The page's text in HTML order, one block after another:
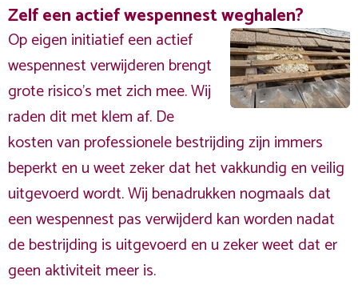
Zelf een actief wespennest weghalen?
Op eigen initiatief een actief
wespennest verwijderen brengt
grote risico’s met zich mee. Wij
raden dit met klem af. De
kosten van professionele bestrijding zijn immers
beperkt en u weet zeker dat het vakkundig en veilig
uitgevoerd wordt. Wij benadrukken nogmaals dat
een wespennest pas verwijderd kan worden nadat
de bestrijding is uitgevoerd en u zeker weet dat er
geen aktiviteit meer is.